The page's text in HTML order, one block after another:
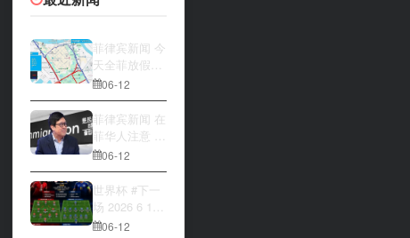
菲律宾新闻 今
天全菲放假‼️
马尼拉多地封
路
06-12
菲律宾新闻 在
菲华人注意 近
期出现假冒移
民局执法人员
上门敲诈案
件，已有多人
举报中招
06-12
世界杯 #下一
场 2026 6 12
15:00整 加拿
06-12